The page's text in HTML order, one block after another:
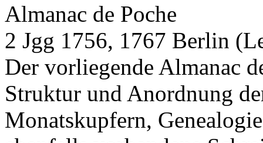
Almanac de Poche
2 Jgg 1756, 1767 Berlin
Der vorliegende Almanac
Struktur und Anordnung
Monatskupfern,